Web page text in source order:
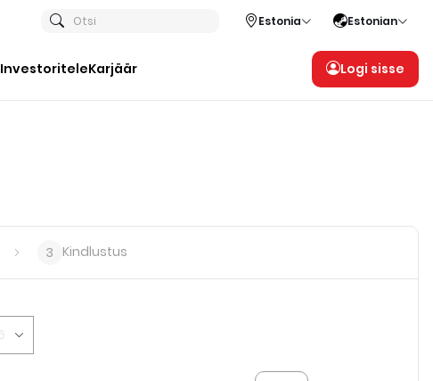
Otsi Estonia Estonian
InvestoriteleKarjäär Logi sisse
3 Kindlustus